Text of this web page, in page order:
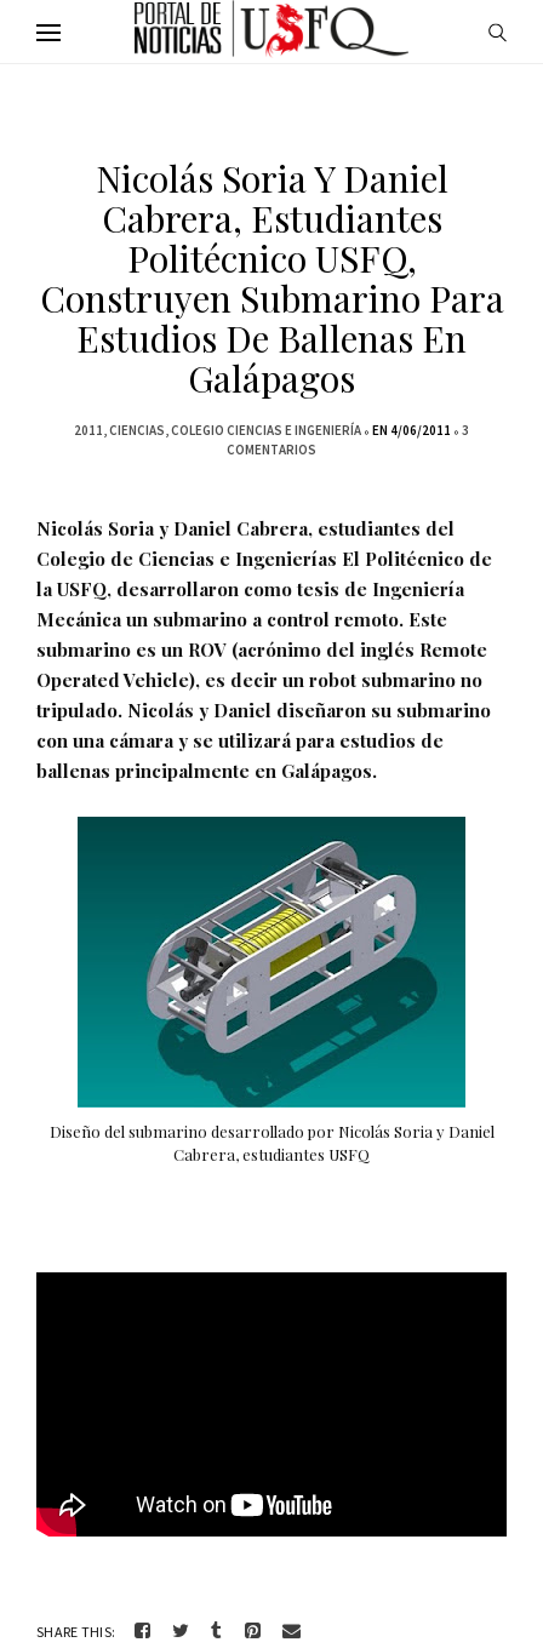
Nicolás Soria Y Daniel
Cabrera, Estudiantes
Politécnico USFQ,
Construyen Submarino Para
Estudios De Ballenas En
Galápagos
2011 CIENCIAS COLEGIO CIENCIAS E INGENIERÍA EN 4/06/2011
3
COMENTARIOS
Nicolás Soria y Daniel Cabrera, estudiantes del
Colegio de Ciencias e Ingenierías El Politécnico de
la USFQ, desarrollaron como tesis de Ingeniería
Mecánica un submarino a control remoto. Este
submarino es un ROV (acrónimo del inglés Remote
Operated Vehicle), es decir un robot submarino no
tripulado. Nicolás y Daniel diseñaron su submarino
con una cámara y se utilizará para estudios de
ballenas principalmente en Galápagos.
Diseño del submarino desarrollado por Nicolás Soria y Daniel
Cabrera, estudiantes USFQ
SHARE THIS: